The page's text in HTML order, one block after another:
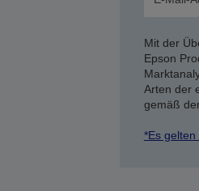
Mit der
Epson
Arten der
gemäß
*Es